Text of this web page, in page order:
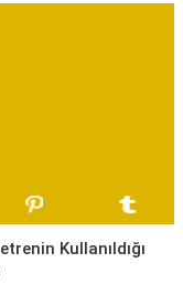
Kullanıldığı